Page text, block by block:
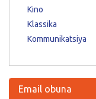
Kino
Klassika
Kommunikatsiya
Email obuna